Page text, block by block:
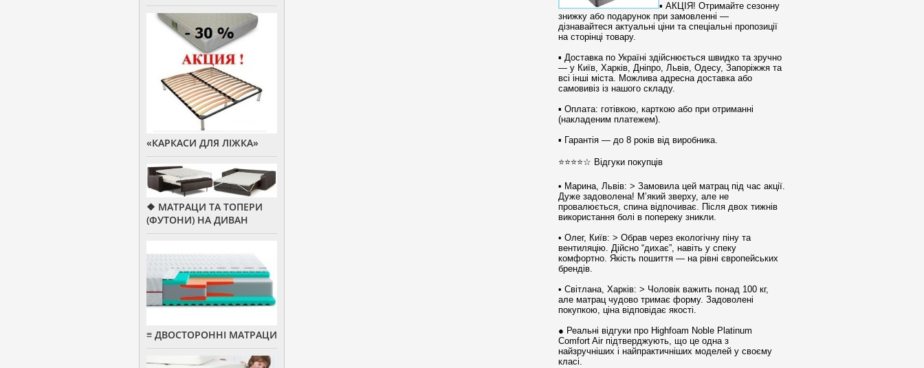
▪︎ АКЦІЯ! Отримайте сезонну
знижку або подарунок при замовленні —
дізнавайтеся актуальні ціни та спеціальні пропозиції
на сторінці товару.
▪︎ Доставка по Україні здійснюється швидко та зручно
— у Київ, Харків, Дніпро, Львів, Одесу, Запоріжжя та
всі інші міста. Можлива адресна доставка або
самовивіз із нашого складу.
▪︎ Оплата: готівкою, карткою або при отриманні
(накладеним платежем).
▪︎ Гарантія — до 8 років від виробника.
⭐⭐⭐⭐☆ Відгуки покупців
• Марина, Львів: > Замовила цей матрац під час акції.
Дуже задоволена! М’який зверху, але не
провалюється, спина відпочиває. Після двох тижнів
використання болі в попереку зникли.
• Олег, Київ: > Обрав через екологічну піну та
вентиляцію. Дійсно “дихає”, навіть у спеку
комфортно. Якість пошиття — на рівні європейських
брендів.
• Світлана, Харків: > Чоловік важить понад 100 кг,
але матрац чудово тримає форму. Задоволені
покупкою, ціна відповідає якості.
● Реальні відгуки про Highfoam Noble Platinum
Comfort Air підтверджують, що це одна з
найзручніших і найпрактичніших моделей у своєму
класі.
«КАРКАСИ ДЛЯ ЛІЖКА»
❖ МАТРАЦИ ТА ТОПЕРИ
(ФУТОНИ) НА ДИВАН
≡ ДВОСТОРОННІ МАТРАЦИ